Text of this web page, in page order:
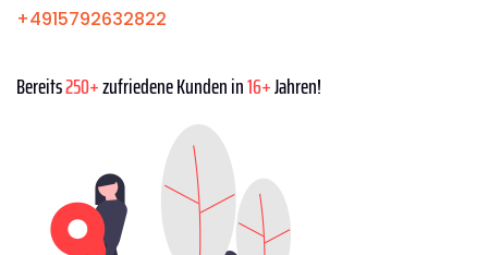
+4915792632822
Bereits250+zufriedene Kunden in16+Jahren!